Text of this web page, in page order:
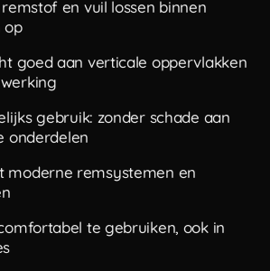
en vuil lossen binnen
op
goed aan verticale oppervlakken
gebruik: zonder schade aan
onderdelen
moderne remsystemen en
te gebruiken, ook in